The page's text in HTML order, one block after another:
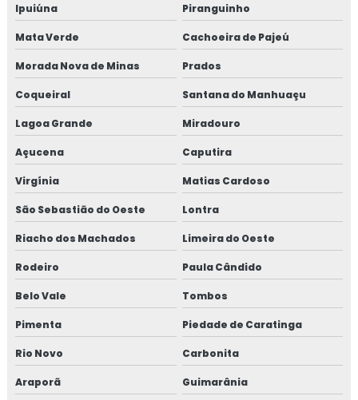
Ipuiúna Piranguinho
Mata Verde Cachoeira de Pajeú
Morada Nova de Minas Prados
Coqueiral Santana do Manhuaçu
Lagoa Grande Miradouro
Açucena Caputira
Virgínia Matias Cardoso
São Sebastião do Oeste Lontra
Riacho dos Machados Limeira do Oeste
Rodeiro Paula Cândido
Belo Vale Tombos
Pimenta Piedade de Caratinga
Rio Novo Carbonita
Araporã Guimarânia